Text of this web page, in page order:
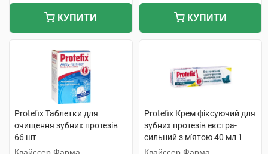
КУПИТИ КУПИТИ
Protefix Таблетки для
очищення зубних протезів
66 шт
Protefix Крем фіксуючий для
зубних протезів екстра-
сильний з м'ятою 40 мл 1
туба